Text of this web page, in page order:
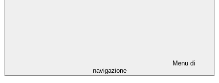
Menu di
navigazione